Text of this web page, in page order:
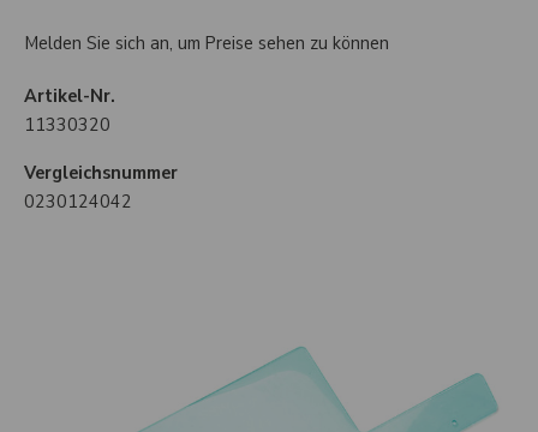
Melden Sie sich an, um Preise sehen zu können
Artikel-Nr.
11330320
Vergleichsnummer
0230124042